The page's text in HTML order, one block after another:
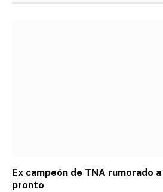
Ex campeón de TNA rumorado
pronto